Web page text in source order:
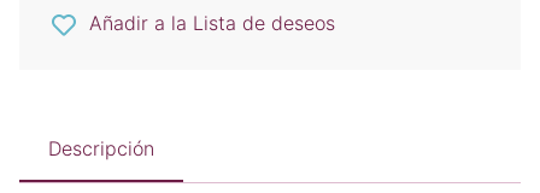
Añadir a la Lista de deseos
Descripción